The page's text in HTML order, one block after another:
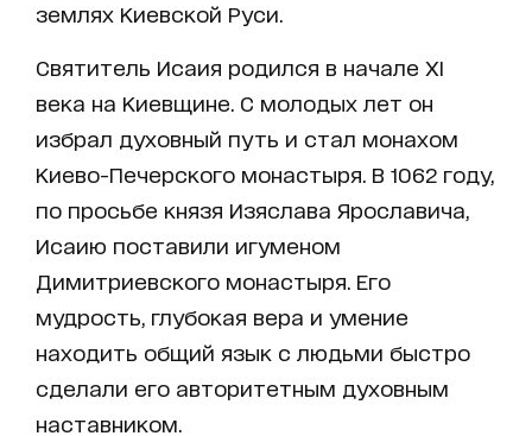
землях Киевской Руси.
Святитель Исаия родился в начале XI
века на Киевщине. С молодых лет он
избрал духовный путь и стал монахом
Киево-Печерского монастыря. В 1062 году,
по просьбе князя Изяслава Ярославича,
Исаию поставили игуменом
Димитриевского монастыря. Его
мудрость, глубокая вера и умение
находить общий язык с людьми быстро
сделали его авторитетным духовным
наставником.